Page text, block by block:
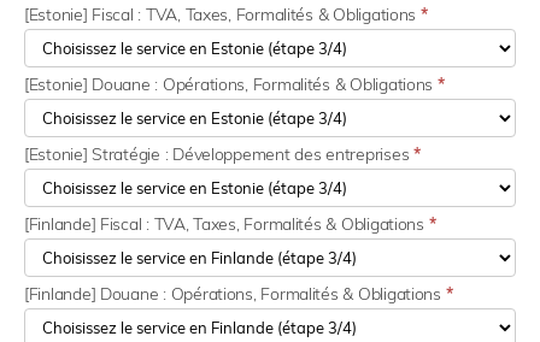
[Estonie] Fiscal : TVA, Taxes, Formalités & Obligations *
[Estonie] Douane : Opérations, Formalités & Obligations *
[Estonie] Stratégie : Développement des entreprises *
[Finlande] Fiscal : TVA, Taxes, Formalités & Obligations *
[Finlande] Douane : Opérations, Formalités & Obligations *